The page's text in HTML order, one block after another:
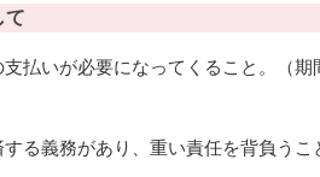
て
支払いが必要になってくること。（
する義務があり、重い責任を背負う